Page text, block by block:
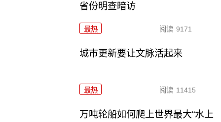
省份明查暗访
最热 阅读 9171
城市更新要让文脉活起来
最热 阅读 11415
万吨轮船如何爬上世界最大“水上